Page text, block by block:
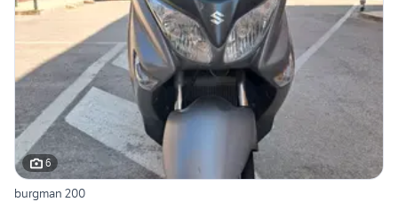
6
burgman 200